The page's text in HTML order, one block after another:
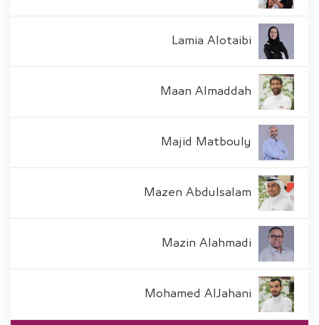
Lamia Alotaibi
Maan Almaddah
Majid Matbouly
Mazen Abdulsalam
Mazin Alahmadi
Mohamed AlJahani